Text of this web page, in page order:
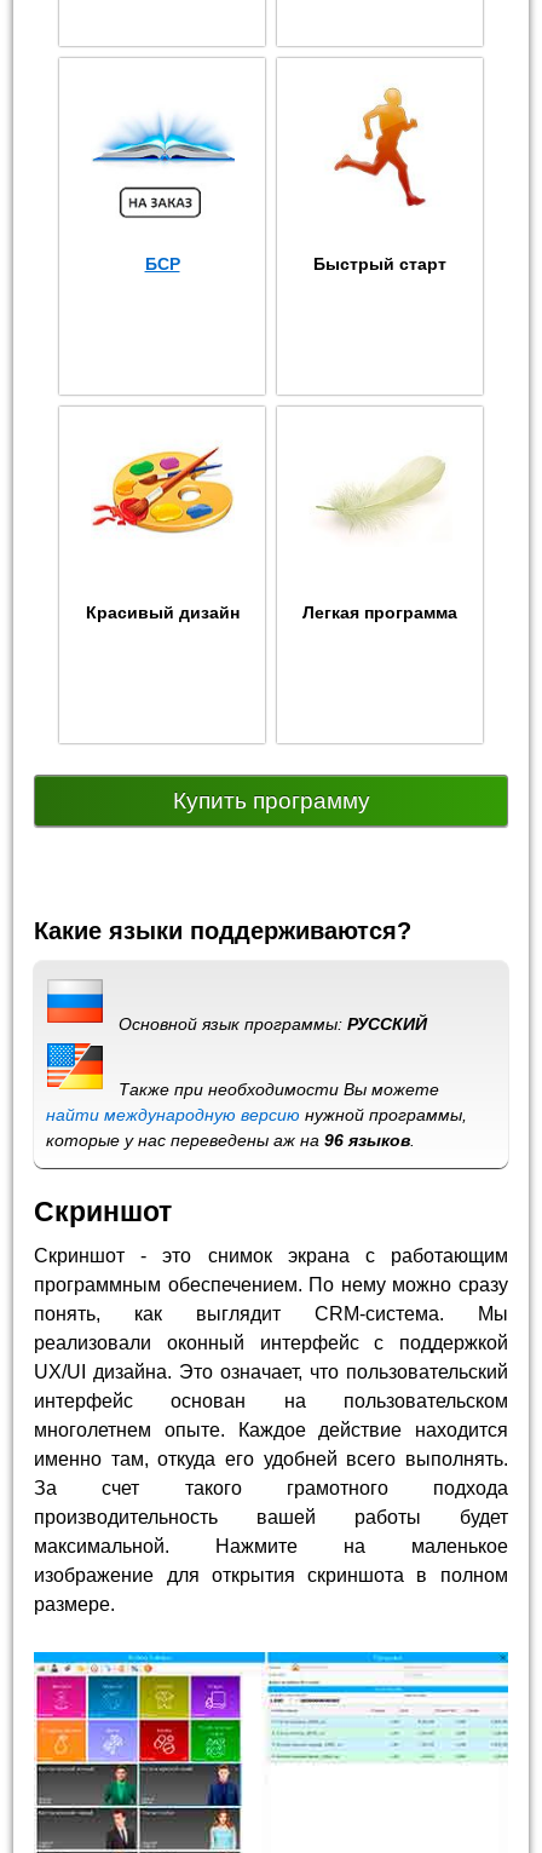
БСР Быстрый старт
Красивый дизайн Легкая программа
Купить программу
Какие языки поддерживаются?
Основной язык программы:РУССКИЙ
Также при необходимости Вы можете
найти международную версию нужной программы,
которые у нас переведены аж на96 языков
Скриншот
Скриншот - это снимок экрана с работающим
программным обеспечением. По нему можно сразу
понять, как выглядит CRM-система. Мы
реализовали оконный интерфейс с поддержкой
UX/UI дизайна. Это означает, что пользовательский
интерфейс основан на пользовательском
многолетнем опыте. Каждое действие находится
именно там, откуда его удобней всего выполнять.
За счет такого грамотного подхода
производительность вашей работы будет
максимальной. Нажмите на маленькое
изображение для открытия скриншота в полном
размере.